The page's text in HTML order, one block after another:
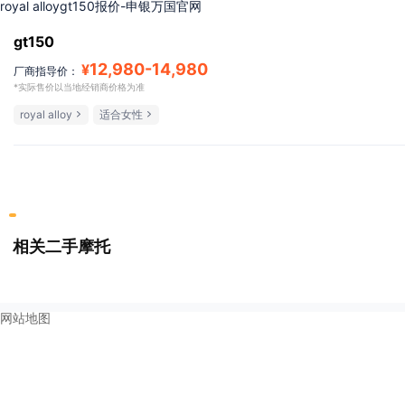
royal alloygt150报价-申银万国官网
gt150
厂商指导价： ¥12,980-14,980
*实际售价以当地经销商价格为准
royal alloy 适合女性
相关二手摩托
网站地图